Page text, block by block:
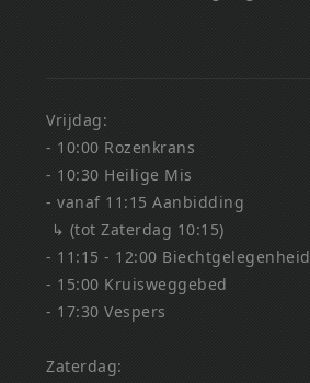
Vrijdag:
- 10:00 Rozenkrans
- 10:30 Heilige Mis
- vanaf 11:15 Aanbidding
↳ (tot Zaterdag 10:15)
- 11:15 - 12:00 Biechtgelegenheid
- 15:00 Kruisweggebed
- 17:30 Vespers
Zaterdag: